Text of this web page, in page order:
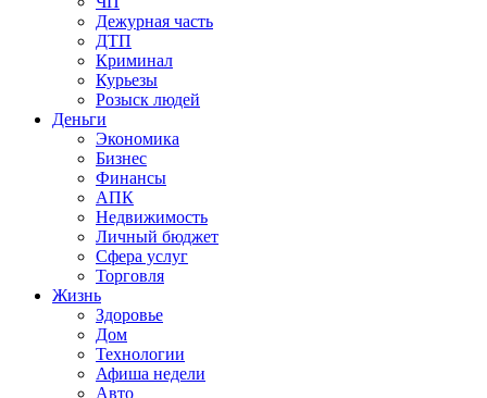
Дежурная часть
ДТП
Криминал
Курьезы
Розыск людей
Деньги
Экономика
Бизнес
Финансы
АПК
Недвижимость
Личный бюджет
Сфера услуг
Торговля
Жизнь
Здоровье
Дом
Технологии
Афиша недели
Авто